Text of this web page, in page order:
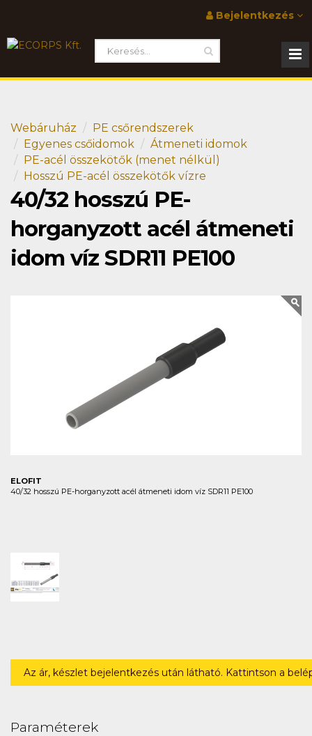
Bejelentkezés
Webáruház
PE csőrendszerek
Egyenes csőidomok
Átmeneti idomok
PE-acél összekötők (menet nélkül)
Hosszú PE-acél összekötők vízre
40/32 hosszú PE-
horganyzott acél átmeneti
idom víz SDR11 PE100
ELOFIT
40/32 hosszú PE-horganyzott acél átmeneti idom víz SDR11 PE100
Az ár, készlet bejelentkezés után látható. Kattintson a
Paraméterek